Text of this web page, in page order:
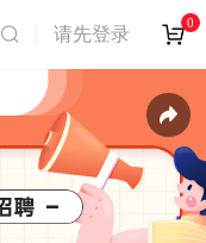
请先登录
0